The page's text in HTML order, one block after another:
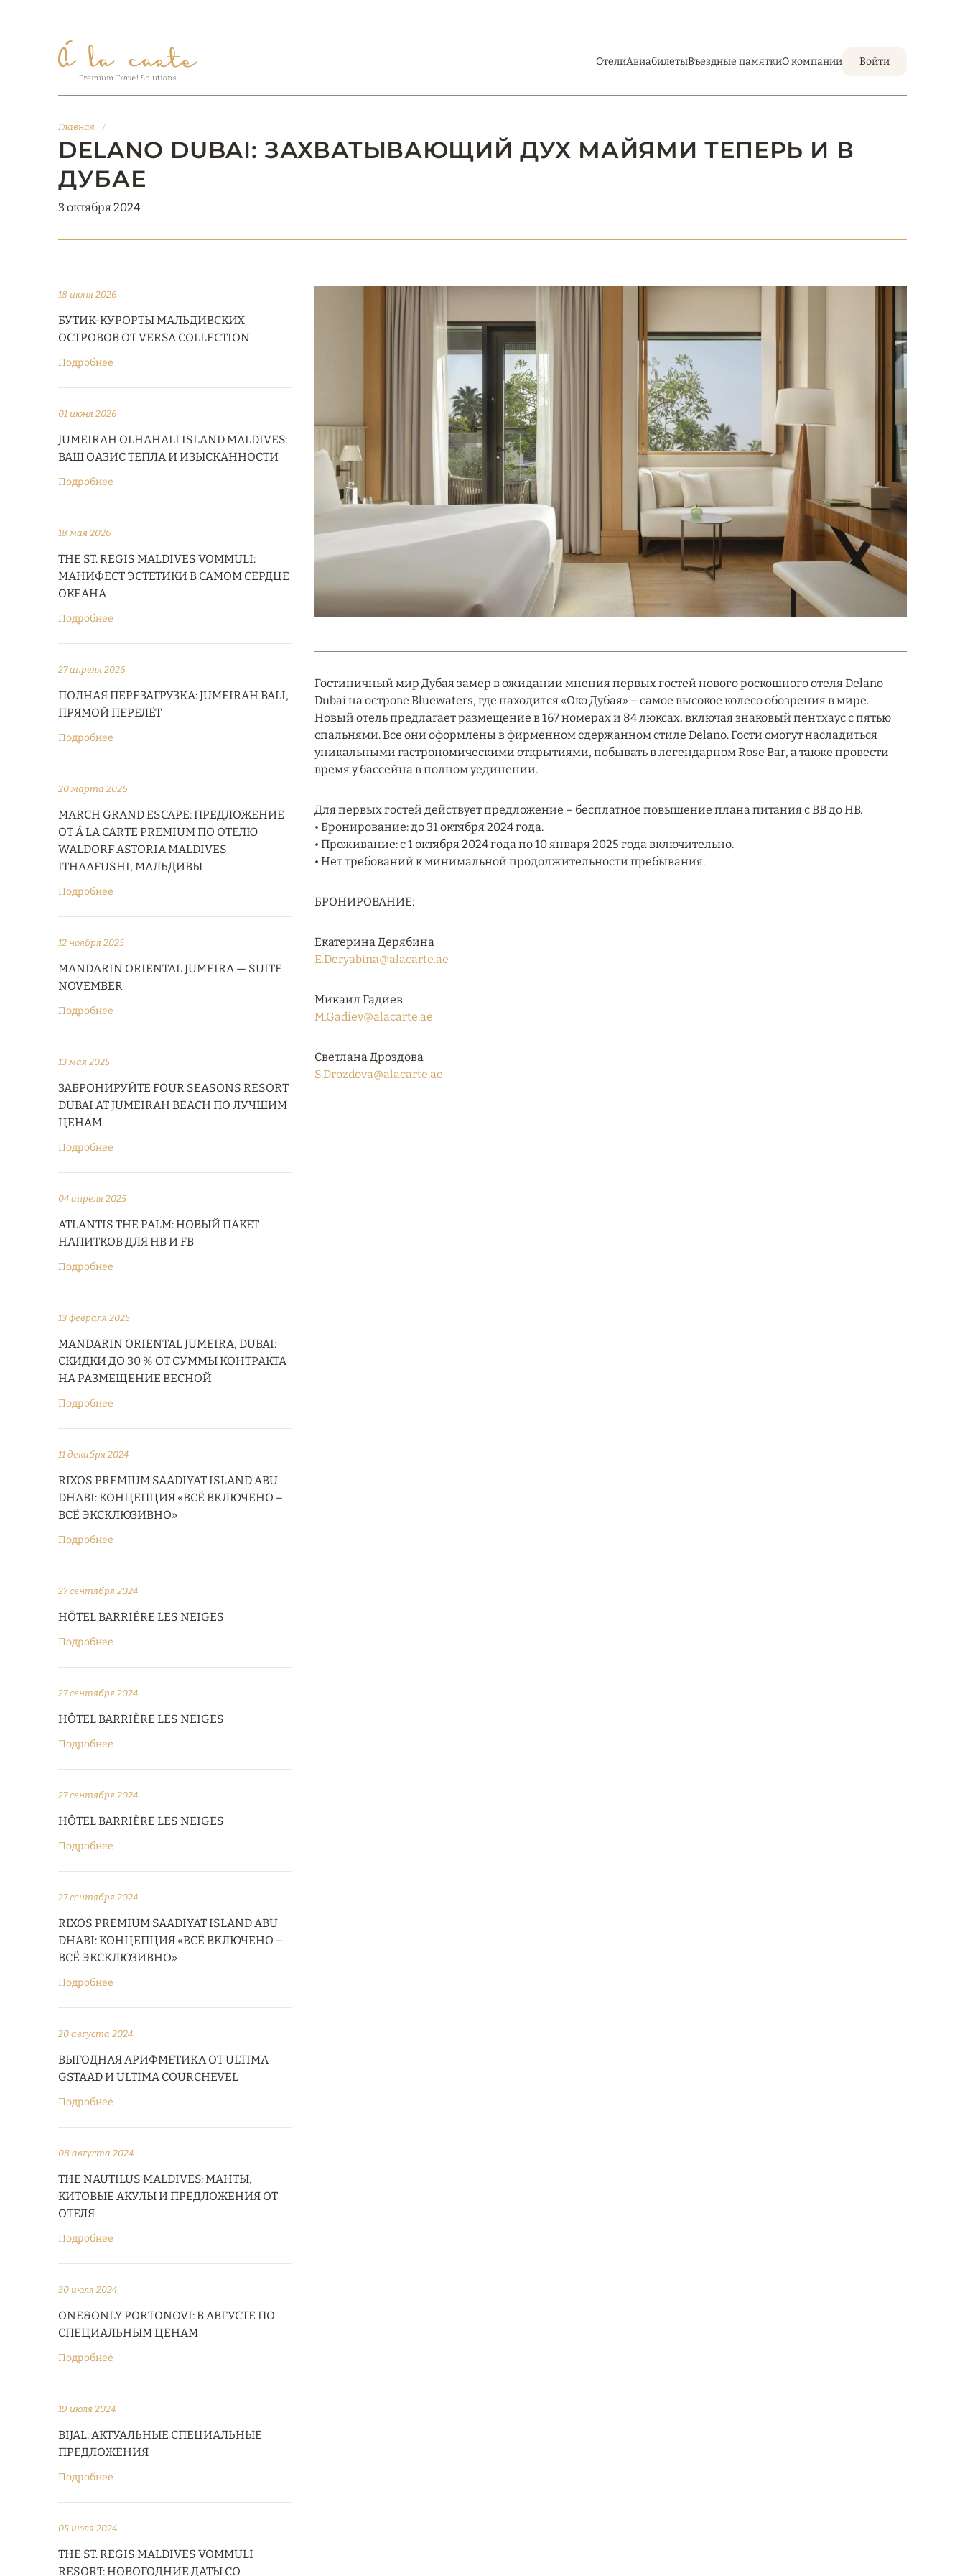
ОтелиАвиабилетыВъездные памяткиО компании Войти
Главная /
DELANO DUBAI: ЗАХВАТЫВАЮЩИЙ ДУХ МАЙЯМИ ТЕПЕРЬ И В
ДУБАЕ
3 октября 2024
18 июня 2026
БУТИК-КУРОРТЫ МАЛЬДИВСКИХ
ОСТРОВОВ ОТ VERSA COLLECTION
Подробнее
01 июня 2026
JUMEIRAH OLHAHALI ISLAND MALDIVES:
ВАШ ОАЗИС ТЕПЛА И ИЗЫСКАННОСТИ
Подробнее
18 мая 2026
THE ST. REGIS MALDIVES VOMMULI:
МАНИФЕСТ ЭСТЕТИКИ В САМОМ СЕРДЦЕ
ОКЕАНА
Подробнее
27 апреля 2026
ПОЛНАЯ ПЕРЕЗАГРУЗКА: JUMEIRAH BALI,
ПРЯМОЙ ПЕРЕЛЁТ
Подробнее
20 марта 2026
MARCH GRAND ESCAPE: ПРЕДЛОЖЕНИЕ
ОТ Á LA CARTE PREMIUM ПО ОТЕЛЮ
WALDORF ASTORIA MALDIVES
ITHAAFUSHI, МАЛЬДИВЫ
Подробнее
12 ноября 2025
MANDARIN ORIENTAL JUMEIRA — SUITE
NOVEMBER
Подробнее
13 мая 2025
ЗАБРОНИРУЙТЕ FOUR SEASONS RESORT
DUBAI AT JUMEIRAH BEACH ПО ЛУЧШИМ
ЦЕНАМ
Подробнее
04 апреля 2025
ATLANTIS THE PALM: НОВЫЙ ПАКЕТ
НАПИТКОВ ДЛЯ HB И FB
Подробнее
13 февраля 2025
MANDARIN ORIENTAL JUMEIRA, DUBAI:
СКИДКИ ДО 30 % ОТ СУММЫ КОНТРАКТА
НА РАЗМЕЩЕНИЕ ВЕСНОЙ
Подробнее
11 декабря 2024
RIXOS PREMIUM SAADIYAT ISLAND ABU
DHABI: КОНЦЕПЦИЯ «ВСЁ ВКЛЮЧЕНО –
ВСЁ ЭКСКЛЮЗИВНО»
Подробнее
27 сентября 2024
HÔTEL BARRIÈRE LES NEIGES
Подробнее
27 сентября 2024
HÔTEL BARRIÈRE LES NEIGES
Подробнее
27 сентября 2024
HÔTEL BARRIÈRE LES NEIGES
Подробнее
27 сентября 2024
RIXOS PREMIUM SAADIYAT ISLAND ABU
DHABI: КОНЦЕПЦИЯ «ВСЁ ВКЛЮЧЕНО –
ВСЁ ЭКСКЛЮЗИВНО»
Подробнее
20 августа 2024
ВЫГОДНАЯ АРИФМЕТИКА ОТ ULTIMA
GSTAAD И ULTIMA COURCHEVEL
Подробнее
08 августа 2024
THE NAUTILUS MALDIVES: МАНТЫ,
КИТОВЫЕ АКУЛЫ И ПРЕДЛОЖЕНИЯ ОТ
ОТЕЛЯ
Подробнее
30 июля 2024
ONE&ONLY PORTONOVI: В АВГУСТЕ ПО
СПЕЦИАЛЬНЫМ ЦЕНАМ
Подробнее
19 июля 2024
BIJAL: АКТУАЛЬНЫЕ СПЕЦИАЛЬНЫЕ
ПРЕДЛОЖЕНИЯ
Подробнее
05 июля 2024
THE ST. REGIS MALDIVES VOMMULI
RESORT: НОВОГОДНИЕ ДАТЫ СО
Гостиничный мир Дубая замер в ожидании мнения первых гостей нового роскошного отеля Delano
Dubai на острове Bluewaters, где находится «Око Дубая» – самое высокое колесо обозрения в мире.
Новый отель предлагает размещение в 167 номерах и 84 люксах, включая знаковый пентхаус с пятью
спальнями. Все они оформлены в фирменном сдержанном стиле Delano. Гости смогут насладиться
уникальными гастрономическими открытиями, побывать в легендарном Rose Bar, а также провести
время у бассейна в полном уединении.
Для первых гостей действует предложение – бесплатное повышение плана питания с ВВ до НВ.
• Бронирование: до 31 октября 2024 года.
• Проживание: с 1 октября 2024 года по 10 января 2025 года включительно.
• Нет требований к минимальной продолжительности пребывания.
БРОНИРОВАНИЕ:
Екатерина Дерябина
E.Deryabina@alacarte.ae
Микаил Гадиев
M.Gadiev@alacarte.ae
Светлана Дроздова
S.Drozdova@alacarte.ae